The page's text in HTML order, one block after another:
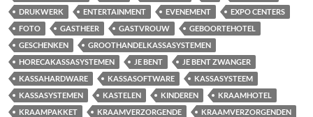
DRUKWERK
ENTERTAINMENT EVENEMENT
EXPO CENTERS
FOTO
GASTHEER GASTVROUW
GEBOORTEHOTEL
GESCHENKEN
GROOTHANDELKASSASYSTEMEN
HORECAKASSASYSTEMEN
JE BENT
JE BENT ZWANGER
KASSAHARDWARE
KASSASOFTWARE
KASSASYSTEEM
KASSASYSTEMEN
KASTELEN KINDEREN
KRAAMHOTEL
KRAAMPAKKET
KRAAMVERZORGENDE
KRAAMVERZORGENDEN